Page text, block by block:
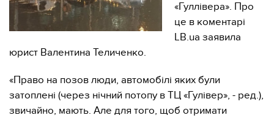
«Гуллівера». Про
це в коментарі
LB.ua заявила
юрист Валентина Теличенко.
«Право на позов люди, автомобілі яких були
затоплені (через нічний потопу в ТЦ «Гулівер», - ред.),
звичайно, мають. Але для того, щоб отримати